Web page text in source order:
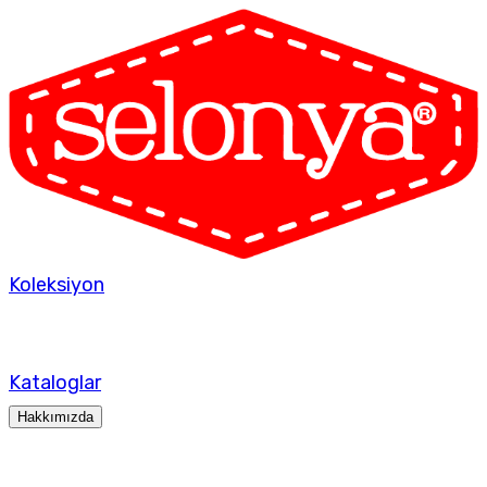
Koleksiyon
Kataloglar
Hakkımızda